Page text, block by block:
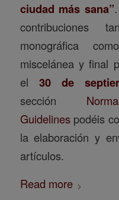
ciudad más sana”
contribuciones
monográfica
miscelánea y final
el 30 de
sección
Guidelinespodéis
la elaboración y
artículos.
Read more